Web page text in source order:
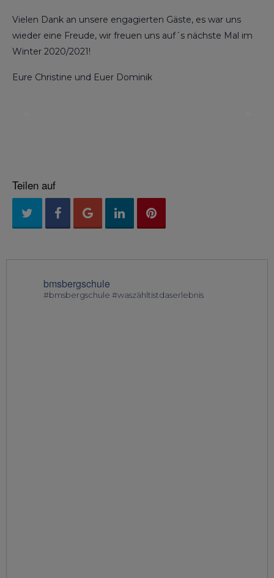
Vielen Dank an unsere engagierten Gäste, es war uns
wieder eine Freude, wir freuen uns auf´s nächste Mal im
Winter 2020/2021!
Eure Christine und Euer Dominik
Teilen auf
bmsbergschule
#bmsbergschule #waszähltistdaserlebnis